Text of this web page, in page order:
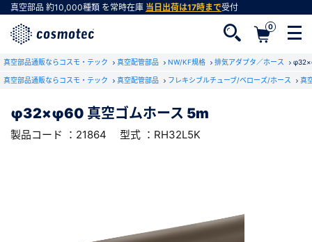
真空部品 約10,000種類 を常時在庫 当日出荷は17時まで受付
0
真空部品通販ならコスモ・テック 真空配管部品 NW/KF規格 排気アダプタ／ホース
真空部品通販ならコスモ・テック 真空配管部品 フレキシブルチューブ/ベローズ/ホース 真
φ32×φ60 真空ゴムホース 5m
製品コード ：21864 型式 ：RH32L5K
RoHS2適合報告書のダウンロード
下記製品のRoHS2適合報告書のダウンロードをします。
φ32×φ60 真空ゴムホース 5m
型式 ：RH32L5K 製品コード ：21864
会員登録がお済みでない方
会員登録をすれば、便利な機能がご利用いただけ